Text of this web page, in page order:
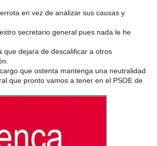
en vez de analizar sus causas y
secretario general pues nada le he
que dejara de descalificar a otros
que ostenta mantenga una neutralidad
que pronto vamos a tener en el PSOE de